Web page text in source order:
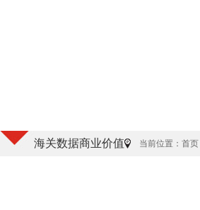
海关数据商业价值 当前位置： 首页